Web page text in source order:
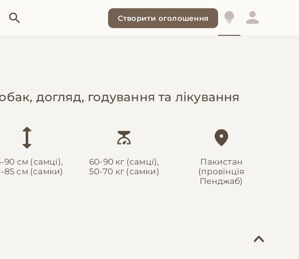
Створити оголошення
догляд, годування та лікування
90 см (самці),
85 см (самки)
60-90 кг (самці),
50-70 кг (самки)
Пакистан
(провінція
Пенджаб)